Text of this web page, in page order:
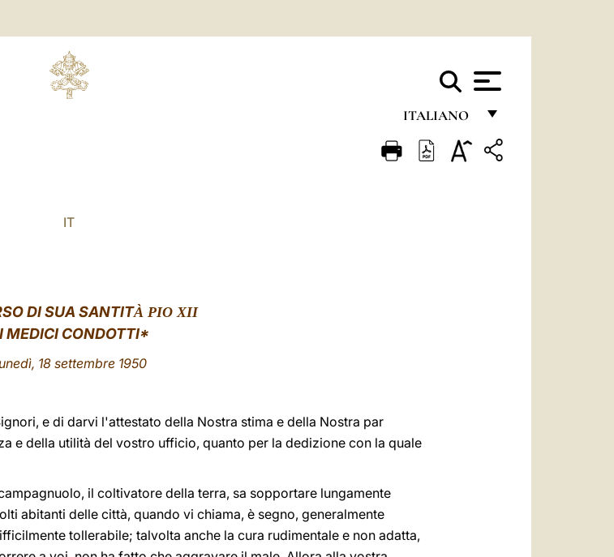
ITALIANO
FRANÇAIS
IT
DI SUA SANTITÀ PIO XII
MEDICI CONDOTTI*
18 settembre 1950
e di darvi l'attestato della Nostra stima e della Nostra par
e della utilità del vostro ufficio, quanto per la dedizione con la quale
il coltivatore della terra, sa sopportare lungamente
abitanti delle città, quando vi chiama, è segno, generalmente
tollerabile; talvolta anche la cura rudimentale e non adatta,